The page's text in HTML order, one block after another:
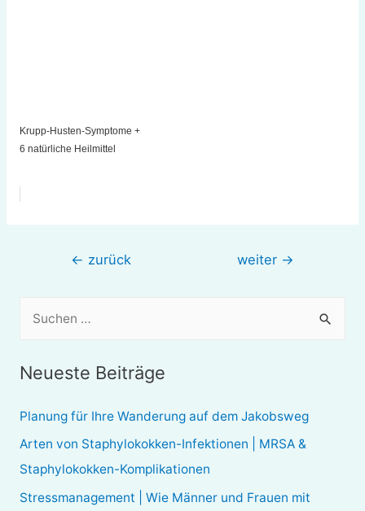
Krupp-Husten-Symptome +
6 natürliche Heilmittel
Beitragsnavigation
← zurück weiter →
e
n
n
Neueste Beiträge
Planung für Ihre Wanderung auf dem Jakobsweg
Arten von Staphylokokken-Infektionen | MRSA &
Staphylokokken-Komplikationen
Stressmanagement | Wie Männer und Frauen mit